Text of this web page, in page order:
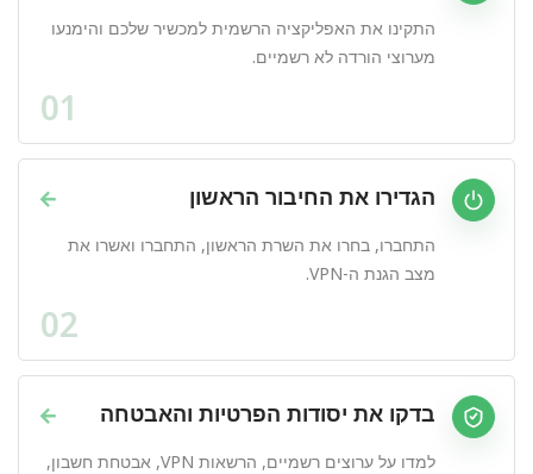
התקינו את האפליקציה הרשמית למכשיר שלכם והימנעו
מערוצי הורדה לא רשמיים.
01
→ הגדירו את החיבור הראשון
התחברו, בחרו את השרת הראשון, התחברו ואשרו את
מצב הגנת ה-VPN.
02
→ בדקו את יסודות הפרטיות והאבטחה
למדו על ערוצים רשמיים, הרשאות VPN, אבטחת חשבון,